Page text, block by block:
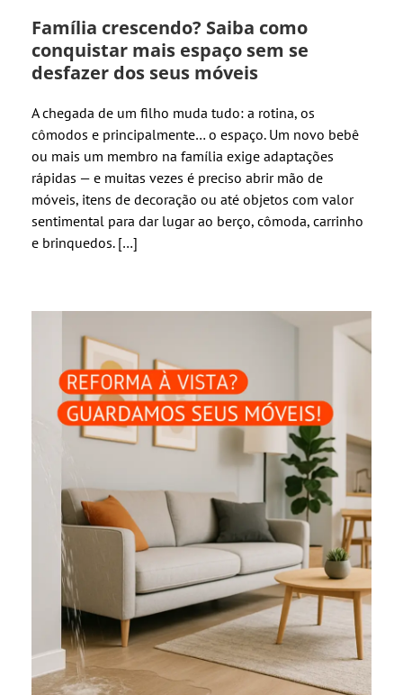
Família crescendo? Saiba como
conquistar mais espaço sem se
desfazer dos seus móveis
A chegada de um filho muda tudo: a rotina, os
cômodos e principalmente… o espaço. Um novo bebê
ou mais um membro na família exige adaptações
rápidas — e muitas vezes é preciso abrir mão de
móveis, itens de decoração ou até objetos com valor
sentimental para dar lugar ao berço, cômoda, carrinho
e brinquedos. […]